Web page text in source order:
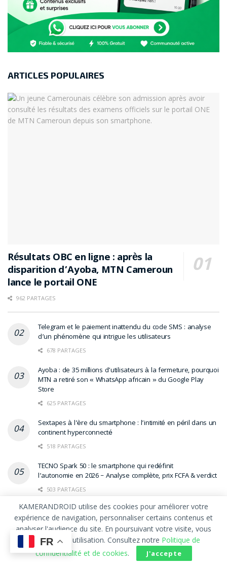
ARTICLES POPULAIRES
Résultats OBC en ligne : après la
disparition d’Ayoba, MTN Cameroun
lance le portail ONE
962 PARTAGES
Telegram et le paiement inattendu du code SMS : analyse
d’un phénomène qui intrigue les utilisateurs
678 PARTAGES
Ayoba : de 35 millions d’utilisateurs à la fermeture, pourquoi
MTN a retiré son « WhatsApp africain » du Google Play
Store
625 PARTAGES
Sextapes à l’ère du smartphone : l’intimité en péril dans un
continent hyperconnecté
518 PARTAGES
TECNO Spark 50 : le smartphone qui redéfinit
l’autonomie en 2026 – Analyse complète, prix FCFA & verdict
503 PARTAGES
LETTRE D’INFORMATION
Recevez la newsletter mensuelle de KAMERANDROID
directement dans votre boîte mail, inscrivez-vous dès
FR
KAMERANDROID utilise des cookies pour améliorer votre
expérience de navigation, personnaliser certains contenus et
analyser l'audience du site. En poursuivant votre visite, vous
acceptez leur utilisation. Consultez notre Politique de
confidentialité et de cookies. J'accepte